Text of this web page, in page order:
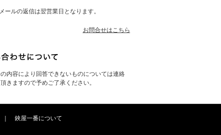
ルの返信は翌営業日となります。
お問合せはこちら
内容により回答できないものについては連絡
きますので予めご了承ください。
鋏屋一番について